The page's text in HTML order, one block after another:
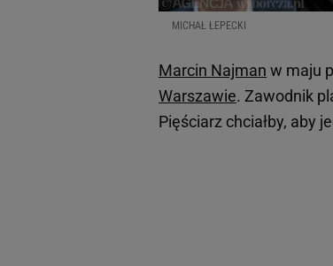
MICHAŁ ŁEPECKI
Marcin Najman w maju
Warszawie. Zawodnik
Pięściarz chciałby, aby